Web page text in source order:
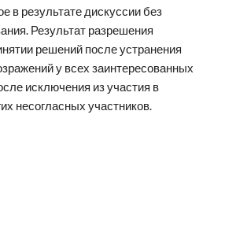
в результате дискуссии без
Результат разрешения
решений после устранения
у всех заинтересованных
исключения из участия в
несогласных участников.